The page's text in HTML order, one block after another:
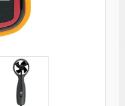
Anémomètre
avec sonde
séparée,
mesure de 0.3